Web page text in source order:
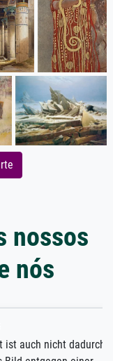
nossos
nós
dadurch